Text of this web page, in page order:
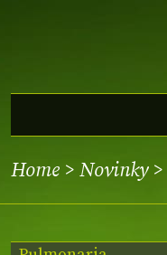
Home > Novinky>